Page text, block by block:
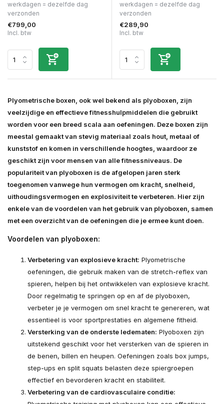
werkdagen = dezelfde dag
verzonden
€799,00
Incl. btw
werkdagen = dezelfde dag
verzonden
€289,90
Incl. btw
Plyometrische boxen, ook wel bekend als plyoboxen, zijn
veelzijdige en effectieve fitnesshulpmiddelen die gebruikt
worden voor een breed scala aan oefeningen. Deze boxen zijn
meestal gemaakt van stevig materiaal zoals hout, metaal of
kunststof en komen in verschillende hoogtes, waardoor ze
geschikt zijn voor mensen van alle fitnessniveaus. De
populariteit van plyoboxen is de afgelopen jaren sterk
toegenomen vanwege hun vermogen om kracht, snelheid,
uithoudingsvermogen en explosiviteit te verbeteren. Hier zijn
enkele van de voordelen van het gebruik van plyoboxen, samen
met een overzicht van de oefeningen die je ermee kunt doen.
Voordelen van plyoboxen:
Verbetering van explosieve kracht: Plyometrische
oefeningen, die gebruik maken van de stretch-reflex van
spieren, helpen bij het ontwikkelen van explosieve kracht.
Door regelmatig te springen op en af de plyoboxen,
verbeter je je vermogen om snel kracht te genereren, wat
essentieel is voor sportprestaties en algemene fitheid.
Versterking van de onderste ledematen: Plyoboxen zijn
uitstekend geschikt voor het versterken van de spieren in
de benen, billen en heupen. Oefeningen zoals box jumps,
step-ups en split squats belasten deze spiergroepen
effectief en bevorderen kracht en stabiliteit.
Verbetering van de cardiovasculaire conditie: